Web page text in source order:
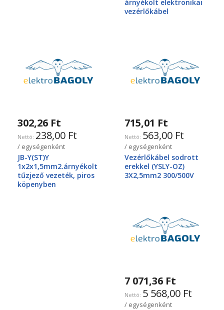
árnyékolt elektronikai
vezérlőkábel
302,26 Ft
238,00 Ft
/ egységenként
JB-Y(ST)Y
1x2x1,5mm2.árnyékolt
tűzjező vezeték, piros
köpenyben
715,01 Ft
563,00 Ft
/ egységenként
Vezérlőkábel sodrott
erekkel (YSLY-OZ)
3X2,5mm2 300/500V
7 071,36 Ft
5 568,00 Ft
/ egységenként